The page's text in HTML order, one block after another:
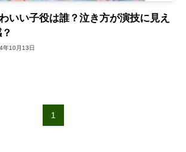
いい子役は誰？泣き方が演技に見え
年10月13日
1